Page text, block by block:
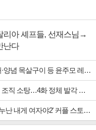
리아 셰프들, 선재스님→
난다
살구이 등 윤주모 레시피 섭렵
탕…4화 정체 발각 위기 예고
게 여자야2' 커플 스토리 편성